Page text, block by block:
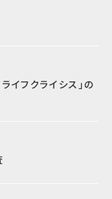
イフクライシス」の